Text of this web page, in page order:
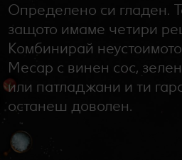
Определено си гладен.
защото имаме четири
Комбинирай
Месар с винен сос,
или патладжани и ти
останеш доволен.